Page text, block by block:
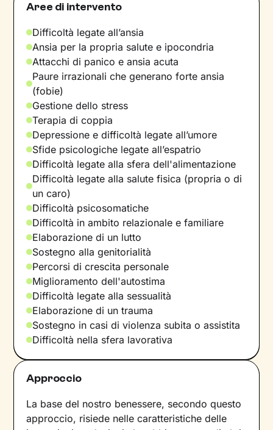
Aree di intervento
Difficoltà legate all’ansia
Ansia per la propria salute e ipocondria
Attacchi di panico e ansia acuta
Paure irrazionali che generano forte ansia
(fobie)
Gestione dello stress
Terapia di coppia
Depressione e difficoltà legate all’umore
Sfide psicologiche legate all’espatrio
Difficoltà legate alla sfera dell'alimentazione
Difficoltà legate alla salute fisica (propria o di
un caro)
Difficoltà psicosomatiche
Difficoltà in ambito relazionale e familiare
Elaborazione di un lutto
Sostegno alla genitorialità
Percorsi di crescita personale
Miglioramento dell'autostima
Difficoltà legate alla sessualità
Elaborazione di un trauma
Sostegno in casi di violenza subita o assistita
Difficoltà nella sfera lavorativa
Approccio
La base del nostro benessere, secondo questo
approccio, risiede nelle caratteristiche delle